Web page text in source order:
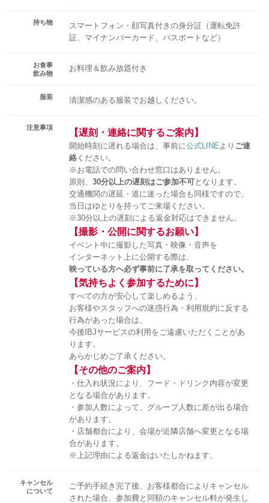
持ち物
スマートフォン・顔写真付きの身分証（運転免許
証、マイナンバーカード、パスポートなど）
お食事
飲み物
お料理＆飲み放題付き
服装 清潔感のある服装でお越しください。
注意事項 【遅刻・連絡に関するご案内】
開始時刻に遅れる場合は、事前に公式LINE より ご連
絡 ください。
※お電話での問い合わせ窓口はありません。
原則、 30分以上の遅刻はご参加不可となります。
交通機関の遅延・道に迷った場合も同様ですので、
当日はゆとりを持ってご来場ください。
※30分以上の遅刻による返金対応はできません。
【撮影・公開に関するお願い】
イベント中に撮影した写真・映像・音声を
インターネット上に公開する際は、
映っている方へ必ず事前に了承を取ってください。
【気持ちよく参加するために】
すべての方が安心して楽しめるよう、
お客様やスタッフへの迷惑行為・利用規約に反する
行為があった場合は、
今後IBJサービスの利用をご遠慮いただくことがあ
ります。
あらかじめご了承ください。
【その他のご案内】
・仕入れ状況により、フード・ドリンク内容が変更
となる場合があります。
・参加人数によって、グループ人数に差が出る場合
があります。
・店舗都合により、会場が近隣店舗へ変更となる場
合があります。
※上記理由による返金はいたしかねます。
キャンセル
について
ご予約手続き完了後、お客様都合によりキャンセル
された場合、参加費と同額のキャンセル料が発生し